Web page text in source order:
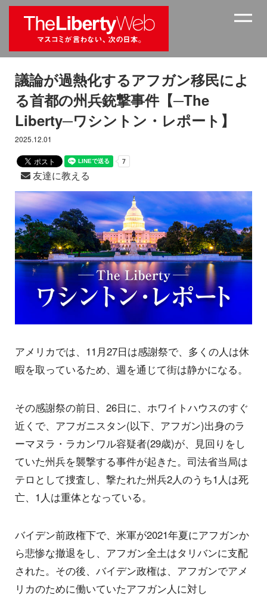
議論が過熱化するアフガン移民によ
る首都の州兵銃撃事件【─The
Liberty─ワシントン・レポート】
2025.12.01
友達に教える
アメリカでは、11月27日は感謝祭で、多くの人は休
暇を取っているため、週を通じて街は静かになる。
その感謝祭の前日、26日に、ホワイトハウスのすぐ
近くで、アフガニスタン(以下、アフガン)出身のラ
ーマヌラ・ラカンワル容疑者(29歳)が、見回りをし
ていた州兵を襲撃する事件が起きた。司法省当局は
テロとして捜査し、撃たれた州兵2人のうち1人は死
亡、1人は重体となっている。
バイデン前政権下で、米軍が2021年夏にアフガンか
ら悲惨な撤退をし、アフガン全土はタリバンに支配
された。その後、バイデン政権は、アフガンでアメ
リカのために働いていたアフガン人に対し